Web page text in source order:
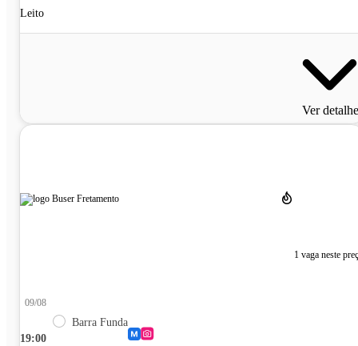
Leito
Ver
1 vaga neste
19:00
09/08
Barra Funda